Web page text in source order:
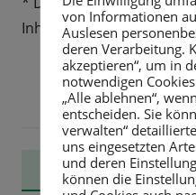
Inhalt der verlinkten
Haupt-
von Informationen
Auslesen
deren Verarbeitung.
akzeptieren“, um in
notwendigen
„Alle ablehnen“,
entscheiden. Sie
verwalten“
uns eingesetzten
und deren
können die